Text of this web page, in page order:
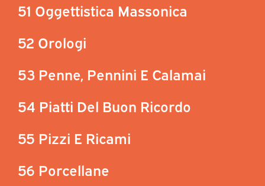
51 Oggettistica Massonica
52 Orologi
53 Penne, Pennini E Calamai
54 Piatti Del Buon Ricordo
55 Pizzi E Ricami
56 Porcellane